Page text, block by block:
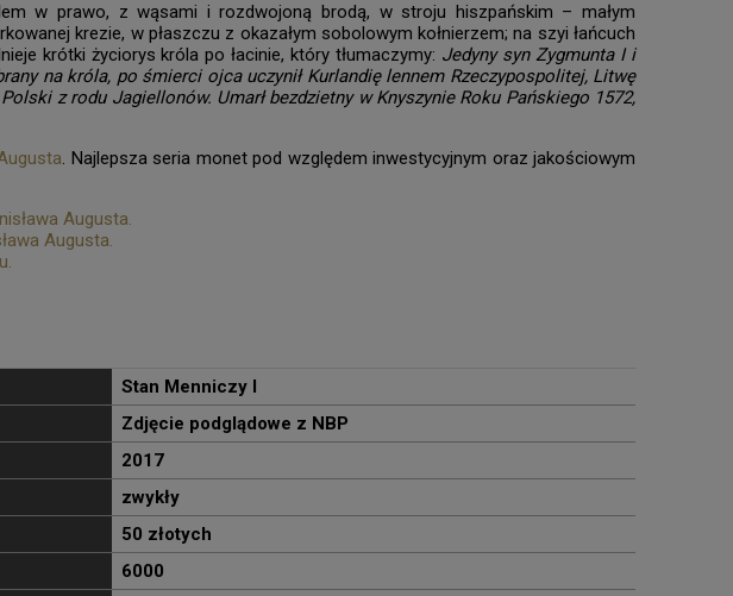
w prawo, z wąsami i rozdwojoną brodą, w stroju hiszpańskim – małym
krezie, w płaszczu z okazałym sobolowym kołnierzem; na szyi łańcuch
krótki życiorys króla po łacinie, który tłumaczymy: Jedyny syn Zygmunta I i
na króla, po śmierci ojca uczynił Kurlandię lennem Rzeczypospolitej, Litwę
z rodu Jagiellonów. Umarł bezdzietny w Knyszynie Roku Pańskiego 1572,
. Najlepsza seria monet pod względem inwestycyjnym oraz jakościowym
Augusta.
Augusta.
Stan Menniczy I
Zdjęcie podglądowe z NBP
2017
zwykły
50 złotych
6000